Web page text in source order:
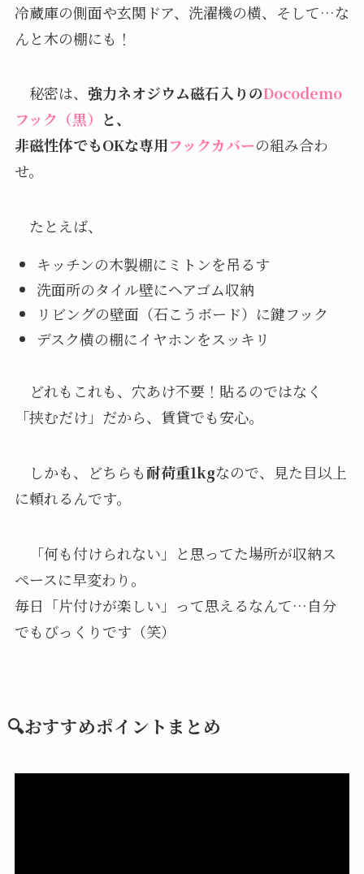
冷蔵庫の側面や玄関ドア、洗濯機の横、そして…な
んと木の棚にも！
秘密は、 強力ネオジウム磁石入りのDocodemo
フック（黒） と、
非磁性体でもOKな専用フックカバーの組み合わ
せ。
たとえば、
キッチンの木製棚にミトンを吊るす
洗面所のタイル壁にヘアゴム収納
リビングの壁面（石こうボード）に鍵フック
デスク横の棚にイヤホンをスッキリ
どれもこれも、穴あけ不要！貼るのではなく
「挟むだけ」だから、賃貸でも安心。
しかも、どちらも耐荷重1kgなので、見た目以上
に頼れるんです。
「何も付けられない」と思ってた場所が収納ス
ペースに早変わり。
毎日「片付けが楽しい」って思えるなんて…自分
でもびっくりです（笑）
🔍おすすめポイントまとめ